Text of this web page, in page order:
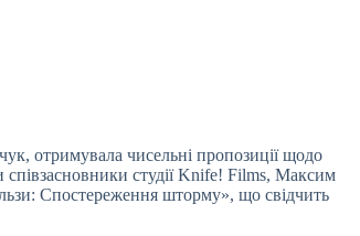
отримувала чисельні пропозиції щодо
студії Knife! Films, Максим
Спостереження шторму», що свідчить